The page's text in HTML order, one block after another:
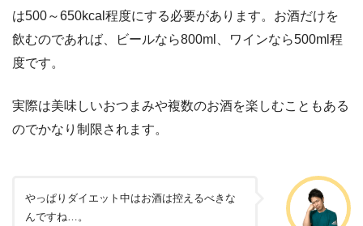
は500～650kcal程度にする必要があります。お酒だけを
飲むのであれば、ビールなら800ml、ワインなら500ml程
度です。
実際は美味しいおつまみや複数のお酒を楽しむこともある
のでかなり制限されます。
やっぱりダイエット中はお酒は控えるべきな
んですね…。